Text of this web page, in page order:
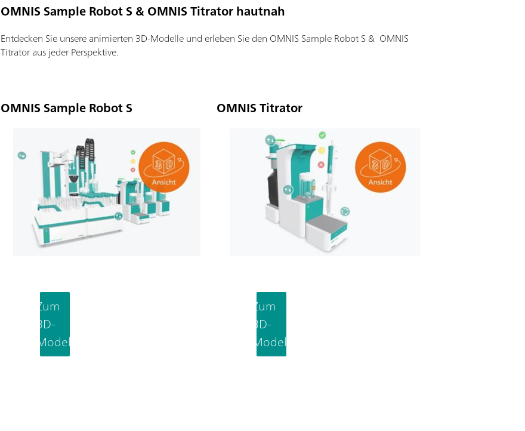
OMNIS Sample Robot S & OMNIS Titrator hautnah
Entdecken Sie unsere animierten 3D-Modelle und erleben Sie den OMNIS Sample Robot S & OMNIS
Titrator aus jeder Perspektive.
OMNIS Sample Robot S
Zum
3D-
Modell
OMNIS Titrator
Zum
3D-
Modell